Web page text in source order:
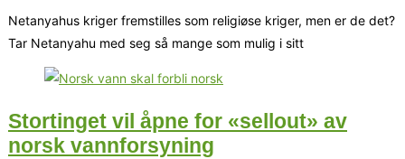
Netanyahus kriger fremstilles som religiøse kriger, men er de det?
Tar Netanyahu med seg så mange som mulig i sitt
Stortinget vil åpne for «sellout» av
norsk vannforsyning